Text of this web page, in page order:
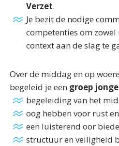
Verzet.
Je bezit de nodige
competenties om
context aan de slag te
Over de middag en op
begeleid je een groep
begeleiding van het
oog hebben voor rust
een luisterend oor
structuur en veiligheid